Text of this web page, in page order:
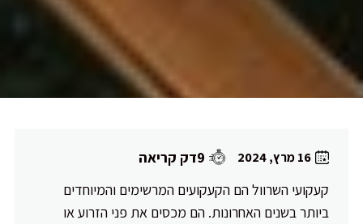
16 מרץ, 2024
9דק קריאה
קעקועי השרוול הם הקעקועים המרשימים והמיוחדים
ביותר בשנים האחרונות. הם מכסים את פני הזרוע או